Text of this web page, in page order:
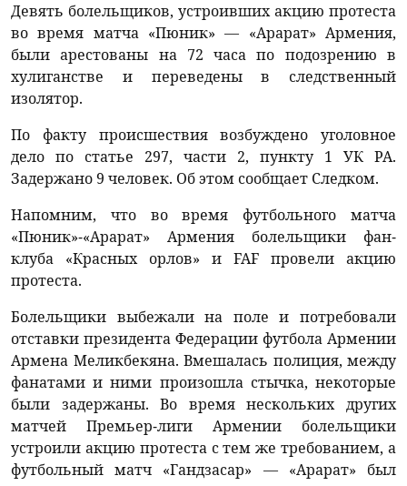
Девять болельщиков, устроивших акцию протеста
во время матча «Пюник» — «Арарат» Армения,
были арестованы на 72 часа по подозрению в
хулиганстве и переведены в следственный
изолятор.
По факту происшествия возбуждено уголовное
дело по статье 297, части 2, пункту 1 УК РА.
Задержано 9 человек. Об этом сообщает Следком.
Напомним, что во время футбольного матча
«Пюник»-«Арарат» Армения болельщики фан-
клуба «Красных орлов» и FAF провели акцию
протеста.
Болельщики выбежали на поле и потребовали
отставки президента Федерации футбола Армении
Армена Меликбекяна. Вмешалась полиция, между
фанатами и ними произошла стычка, некоторые
были задержаны. Во время нескольких других
матчей Премьер-лиги Армении болельщики
устроили акцию протеста с тем же требованием, а
футбольный матч «Гандзасар» — «Арарат» был